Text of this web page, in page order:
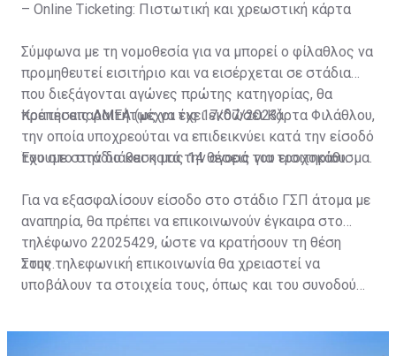
– Online Ticketing: Πιστωτική και χρεωστική κάρτα
Σύμφωνα με τη νομοθεσία για να μπορεί ο φίλαθλος να
προμηθευτεί εισιτήριο και να εισέρχεται σε στάδια
που διεξάγονται αγώνες πρώτης κατηγορίας, θα
πρέπει απαραιτήτως να έχει εκδώσει Κάρτα Φιλάθλου,
την οποία υποχρεούται να επιδεικνύει κατά την είσοδό
του στο στάδιο και κατά την αγορά του εισιτηρίου.
Κρατήσεις ΑΜΕΑ (μέχρι τις 17/07/2023)
Έχουμε στην διάθεση μας 14 θέσεις για τροχοκάθισμα.
Για να εξασφαλίσουν είσοδο στο στάδιο ΓΣΠ άτομα με
αναπηρία, θα πρέπει να επικοινωνούν έγκαιρα στο
τηλέφωνο 22025429, ώστε να κρατήσουν τη θέση
τους.
Στην τηλεφωνική επικοινωνία θα χρειαστεί να
υποβάλουν τα στοιχεία τους, όπως και του συνοδού
ονοματεπώνυμο, αριθμός πινακίδας αυτοκινήτου,